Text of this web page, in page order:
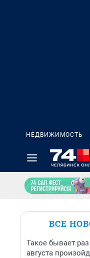
НЕДВИЖИМОСТЬ
ВСЕ
Такое бывает
августа